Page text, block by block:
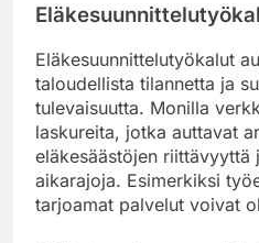
Eläkesuunnittelutyökalut
taloudellista tilannetta ja
tulevaisuutta. Monilla
laskureita, jotka auttavat
eläkesäästöjen riittävyyttä
aikarajoja. Esimerkiksi
tarjoamat palvelut voivat